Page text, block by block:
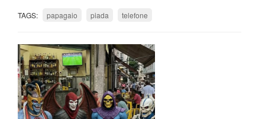
TAGS: papagaio piada telefone